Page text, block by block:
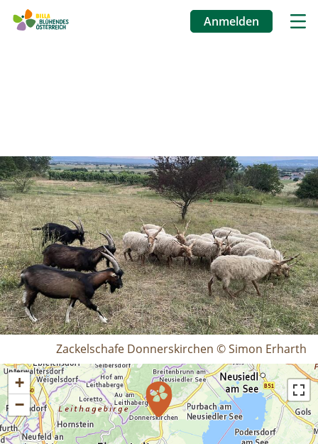
Anmelden
Zackelschafe Donnerskirchen © Simon Erharth
+
−